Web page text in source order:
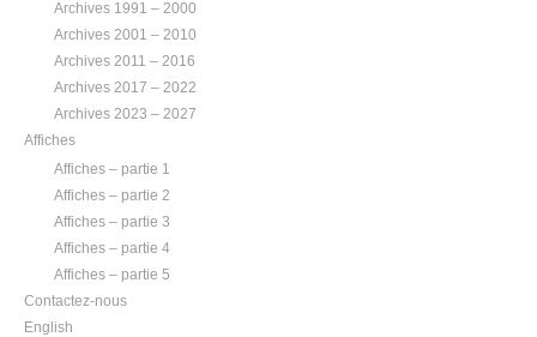
Archives 1991 – 2000
Archives 2001 – 2010
Archives 2011 – 2016
Archives 2017 – 2022
Archives 2023 – 2027
Affiches
Affiches – partie 1
Affiches – partie 2
Affiches – partie 3
Affiches – partie 4
Affiches – partie 5
Contactez-nous
English